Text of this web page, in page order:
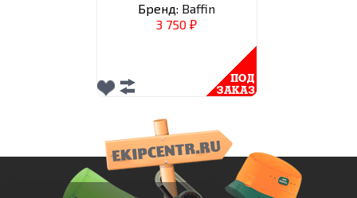
Бренд: Baffin
3 750 ₽